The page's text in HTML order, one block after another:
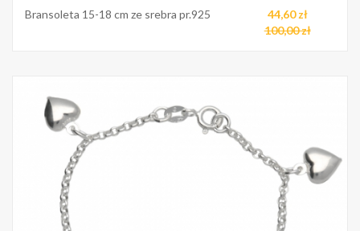
Bransoleta 15-18 cm ze srebra pr.925
44,60 zł
100,00 zł